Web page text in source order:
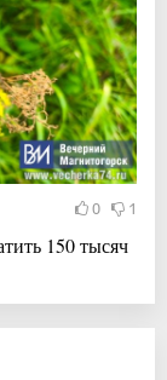
0 1
150 тысяч